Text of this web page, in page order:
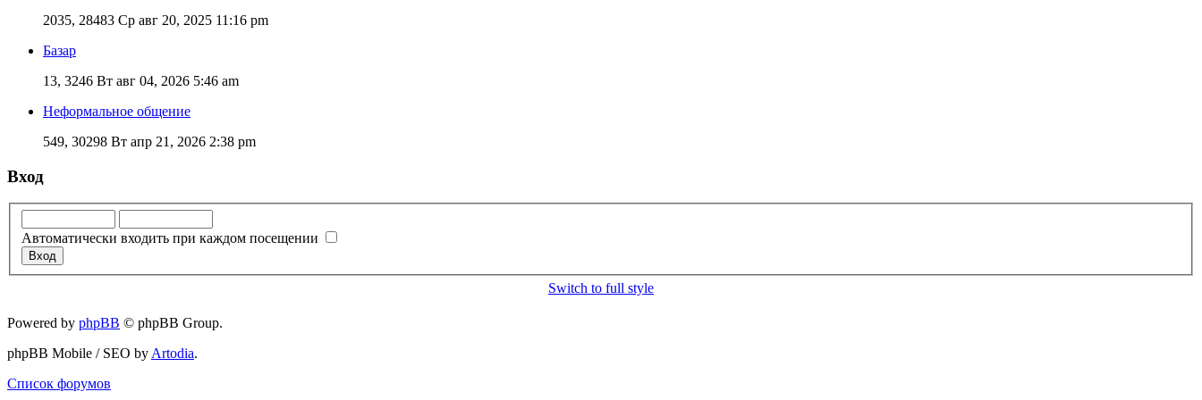
2035, 28483 Ср авг 20, 2025 11:16 pm
Базар
13, 3246 Вт авг 04, 2026 5:46 am
Неформальное общение
549, 30298 Вт апр 21, 2026 2:38 pm
Вход
Автоматически входить при каждом посещении
Switch to full style
Powered by phpBB © phpBB Group.
phpBB Mobile / SEO by Artodia.
Список форумов